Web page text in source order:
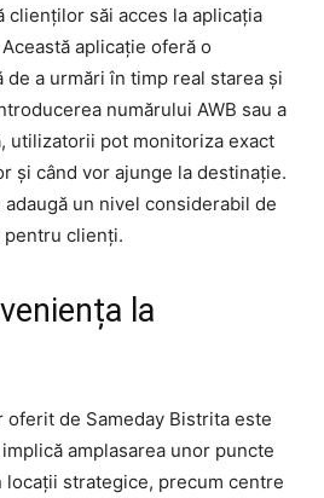
clienților săi acces la aplicația
aplicație oferă o
de a urmări în timp real starea și
numărului AWB sau a
utilizatorii pot monitoriza exact
și când vor ajunge la destinație.
un nivel considerabil de
clienți.
la
de Sameday Bistrita este
amplasarea unor puncte
locații strategice, precum centre